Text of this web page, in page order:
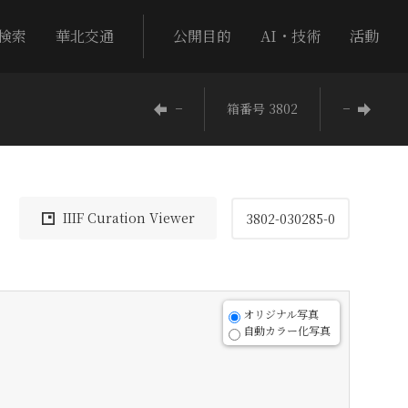
索 華北交通 公開目的 AI・技術 活動
− 箱番号 3802 −
IIIF Curation Viewer 3802-030285-0
オリジナル写真
自動カラー化写真